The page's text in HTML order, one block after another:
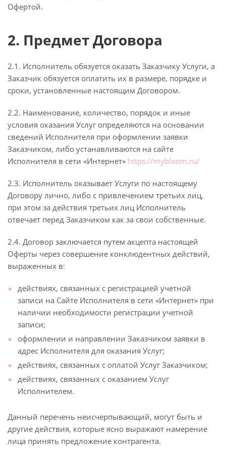
Офертой.
2. Предмет Договора
2.1. Исполнитель обязуется оказать Заказчику Услуги, а
Заказчик обязуется оплатить их в размере, порядке и
сроки, установленные настоящим Договором.
2.2. Наименование, количество, порядок и иные
условия оказания Услуг определяются на основании
сведений Исполнителя при оформлении заявки
Заказчиком, либо устанавливаются на сайте
Исполнителя в сети «Интернет» https://mybloom.ru/
2.3. Исполнитель оказывает Услуги по настоящему
Договору лично, либо с привлечением третьих лиц,
при этом за действия третьих лиц Исполнитель
отвечает перед Заказчиком как за свои собственные.
2.4. Договор заключается путем акцепта настоящей
Оферты через совершение конклюдентных действий,
выраженных в:
действиях, связанных с регистрацией учетной
записи на Сайте Исполнителя в сети «Интернет» при
наличии необходимости регистрации учетной
записи;
оформлении и направлении Заказчиком заявки в
адрес Исполнителя для оказания Услуг;
действиях, связанных с оплатой Услуг Заказчиком;
действиях, связанных с оказанием Услуг
Исполнителем.
Данный перечень неисчерпывающий, могут быть и
другие действия, которые ясно выражают намерение
лица принять предложение контрагента.